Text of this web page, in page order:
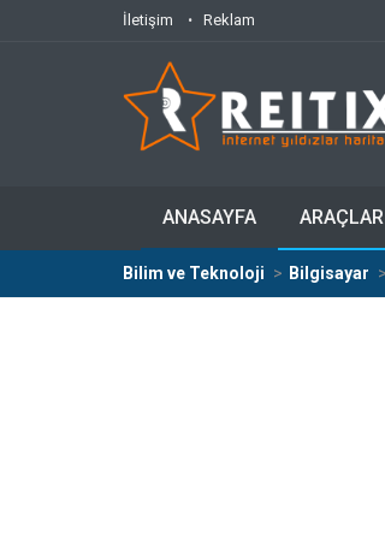
İletişim Reklam
ANASAYFA ARAÇLAR
Bilim ve Teknoloji Bilgisayar